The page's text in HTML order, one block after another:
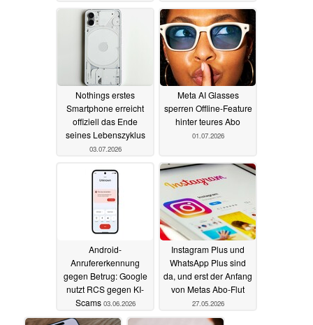
Nothings erstes
Smartphone erreicht
offiziell das Ende
seines Lebenszyklus
03.07.2026
Meta AI Glasses
sperren Offline-Feature
hinter teures Abo
01.07.2026
Android-
Anrufererkennung
gegen Betrug: Google
nutzt RCS gegen KI-
Scams 03.06.2026
Instagram Plus und
WhatsApp Plus sind
da, und erst der Anfang
von Metas Abo-Flut
27.05.2026